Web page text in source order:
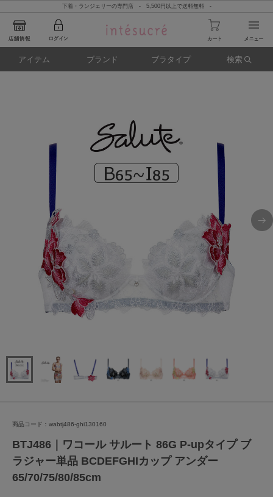
下着・ランジェリーの専門店 - 5,500円以上で送料無料 -
アイテム ブランド ブラタイプ 検索
商品コード：wabtj486-ghi130160
BTJ486｜ワコール サルート 86G P-upタイプ ブ
ラジャー単品 BCDEFGHIカップ アンダー
65/70/75/80/85cm